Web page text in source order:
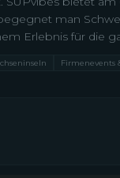
man
Erlebnis für die
Firmenevents